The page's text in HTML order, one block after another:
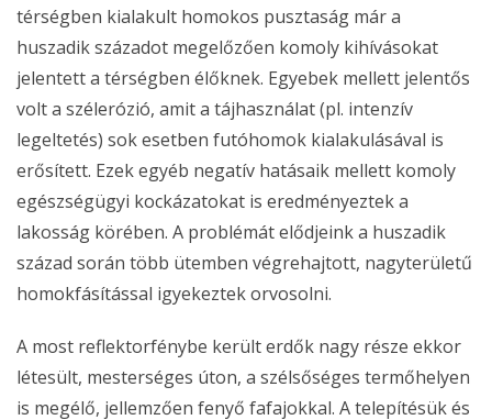
térségben kialakult homokos pusztaság már a
huszadik századot megelőzően komoly kihívásokat
jelentett a térségben élőknek. Egyebek mellett jelentős
volt a szélerózió, amit a tájhasználat (pl. intenzív
legeltetés) sok esetben futóhomok kialakulásával is
erősített. Ezek egyéb negatív hatásaik mellett komoly
egészségügyi kockázatokat is eredményeztek a
lakosság körében. A problémát elődjeink a huszadik
század során több ütemben végrehajtott, nagyterületű
homokfásítással igyekeztek orvosolni.
A most reflektorfénybe került erdők nagy része ekkor
létesült, mesterséges úton, a szélsőséges termőhelyen
is megélő, jellemzően fenyő fafajokkal. A telepítésük és